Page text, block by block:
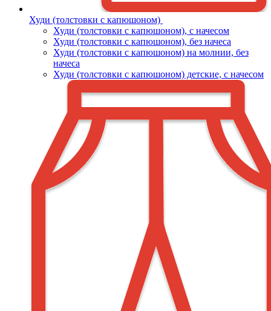
Худи (толстовки с капюшоном)
Худи (толстовки c капюшоном), с начесом
Худи (толстовки c капюшоном), без начеса
Худи (толстовки с капюшоном) на молнии, без
начеса
Худи (толстовки c капюшоном) детские, с начесом